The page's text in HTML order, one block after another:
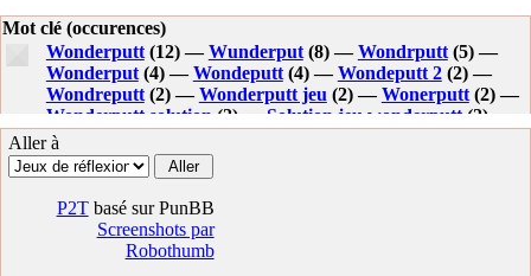
Mot clé (occurences)
Wonderputt(12) —Wunderput(8) —Wondrputt(5) —
Wonderput(4) —Wondeputt(4) —Wondeputt 2(2) —
Wondreputt(2) —Wonderputt jeu (2) —Wonerputt(2) —
Wonderputt solution (2) — Solution jeu wonderputt(2) —
Golf wonderputt
Wonderputt astuces(1) —
(1) —Wonderpout(1) —
Wonderputt keys(1) —
pour wonderput(1) —
Wordenput(1) —Wonderpount
wonderput(1) —Wonderputt aide
Aller à
P2Tbasé sur PunBB
Screenshots par
Robothumb